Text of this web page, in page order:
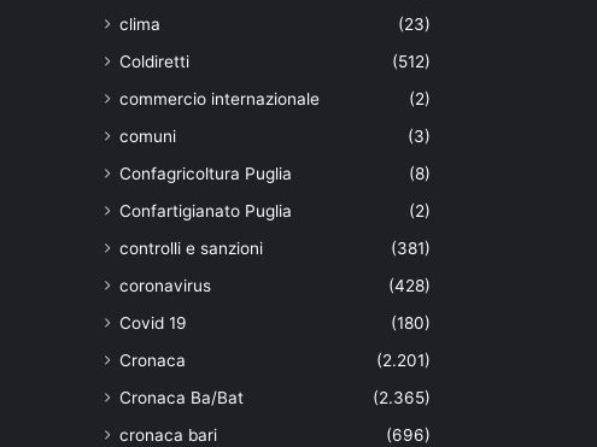
clima
(23)
Coldiretti
(512)
commercio internazionale
(2)
comuni
(3)
Confagricoltura Puglia
(8)
Confartigianato Puglia
(2)
controlli e sanzioni
(381)
coronavirus
(428)
Covid 19
(180)
Cronaca
(2.201)
Cronaca Ba/Bat
(2.365)
cronaca bari
(696)